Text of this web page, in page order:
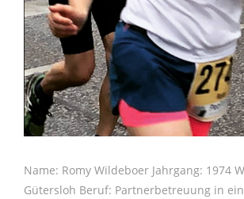
Name: Romy Wildeboer Jahrgang: 1974
Gütersloh Beruf: Partnerbetreuung in